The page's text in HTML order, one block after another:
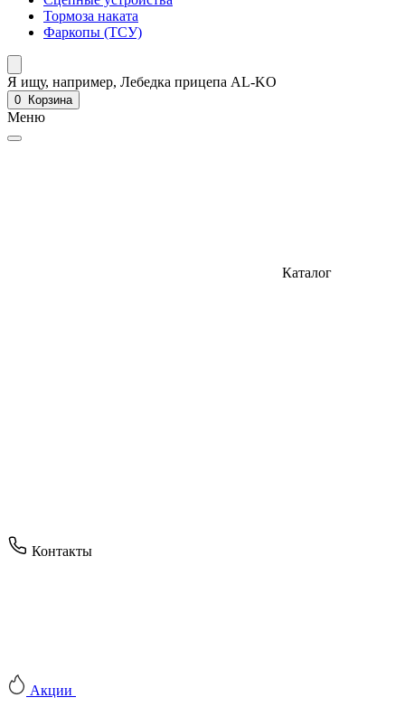
Тормоза наката
Фаркопы (ТСУ)
Я ищу, например, Лебедка прицепа AL-KO
0 Корзина
Меню
Каталог
Контакты
Акции